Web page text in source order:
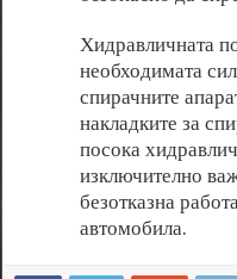
Хидравличната
необходимата
спирачните
накладките за
посока
изключително
безотказна
автомобила.